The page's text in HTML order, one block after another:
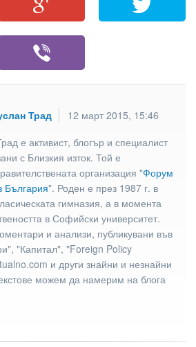
Трад
12 март 2015, 15:46
е активист, блогър и специалист
с Близкия изток. Той е
организация "Форум
България". Роден е през 1987 г. в
гимназия, а в момента
в Софийски университет.
и анализи, публикувани във
"Капитал", "Foreign Policy
и други знайни и незнайни
можем да намерим на блога